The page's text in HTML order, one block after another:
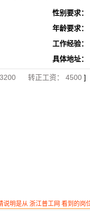
性别要求：
年龄要求：
工作经验：
具体地址：
3200 转正工资： 4500 ]
说明是从 浙江普工网 看到的岗